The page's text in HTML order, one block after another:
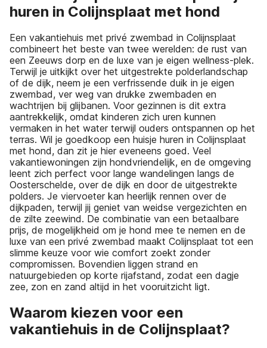
huren in Colijnsplaat met hond
Een vakantiehuis met privé zwembad in Colijnsplaat
combineert het beste van twee werelden: de rust van
een Zeeuws dorp en de luxe van je eigen wellness-plek.
Terwijl je uitkijkt over het uitgestrekte polderlandschap
of de dijk, neem je een verfrissende duik in je eigen
zwembad, ver weg van drukke zwembaden en
wachtrijen bij glijbanen. Voor gezinnen is dit extra
aantrekkelijk, omdat kinderen zich uren kunnen
vermaken in het water terwijl ouders ontspannen op het
terras. Wil je goedkoop een huisje huren in Colijnsplaat
met hond, dan zit je hier eveneens goed. Veel
vakantiewoningen zijn hondvriendelijk, en de omgeving
leent zich perfect voor lange wandelingen langs de
Oosterschelde, over de dijk en door de uitgestrekte
polders. Je viervoeter kan heerlijk rennen over de
dijkpaden, terwijl jij geniet van weidse vergezichten en
de zilte zeewind. De combinatie van een betaalbare
prijs, de mogelijkheid om je hond mee te nemen en de
luxe van een privé zwembad maakt Colijnsplaat tot een
slimme keuze voor wie comfort zoekt zonder
compromissen. Bovendien liggen strand en
natuurgebieden op korte rijafstand, zodat een dagje
zee, zon en zand altijd in het vooruitzicht ligt.
Waarom kiezen voor een
vakantiehuis in de Colijnsplaat?